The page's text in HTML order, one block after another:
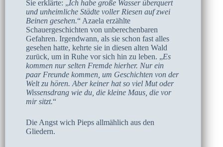
Sie erklärte: „Ich habe große Wasser überquert
und unheimliche Städte voller Riesen auf zwei
Beinen gesehen.“ Azaela erzählte
Schauergeschichten von unberechenbaren
Gefahren. Irgendwann, als sie schon fast alles
gesehen hatte, kehrte sie in diesen alten Wald
zurück, um in Ruhe vor sich hin zu leben. „Es
kommen nur selten Fremde hierher. Nur ein
paar Freunde kommen, um Geschichten von der
Welt zu hören. Aber keiner hat so viel Mut oder
Wissensdrang wie du, die kleine Maus, die vor
mir sitzt.“
Die Angst wich Pieps allmählich aus den
Gliedern.